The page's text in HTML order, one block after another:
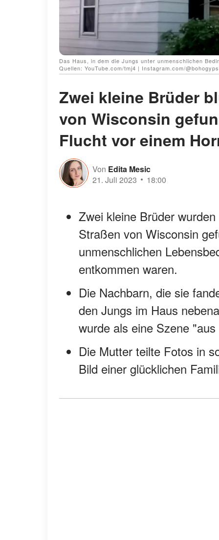
Das Haus, in dem die Jungs unter unmenschlichen
Quellen: YouTube.com/tmj4 | Instagram.com/
Zwei kleine Brüder
von Wisconsin
Flucht vor einem
Von Edita Mesic
21. Juli 2023
18:00
Zwei kleine Brüder
Straßen von Wisconsin
unmenschlichen
entkommen waren.
Die Nachbarn, die sie
den Jungs im Haus
wurde als eine Szene
Die Mutter teilte Fotos in
Bild einer glücklichen